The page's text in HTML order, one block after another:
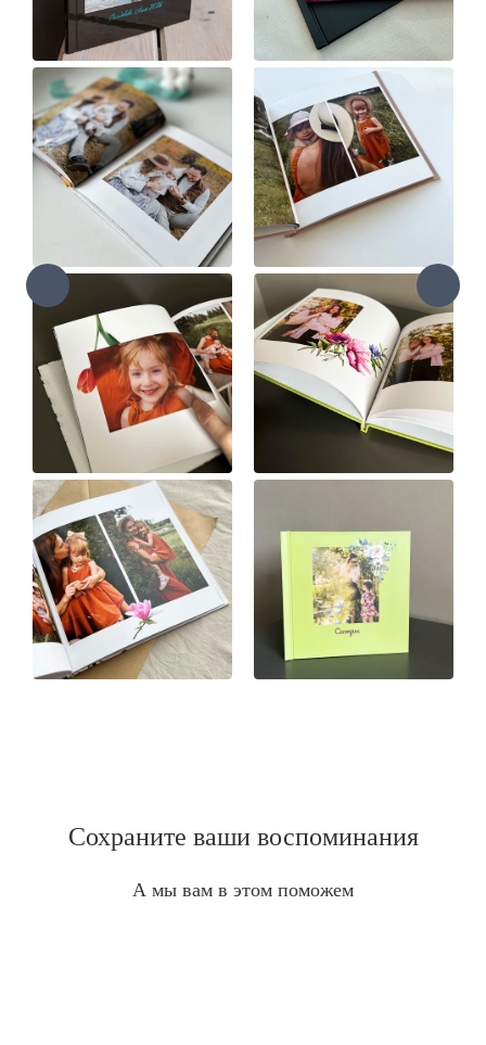
Сохраните ваши воспоминания
А мы вам в этом поможем